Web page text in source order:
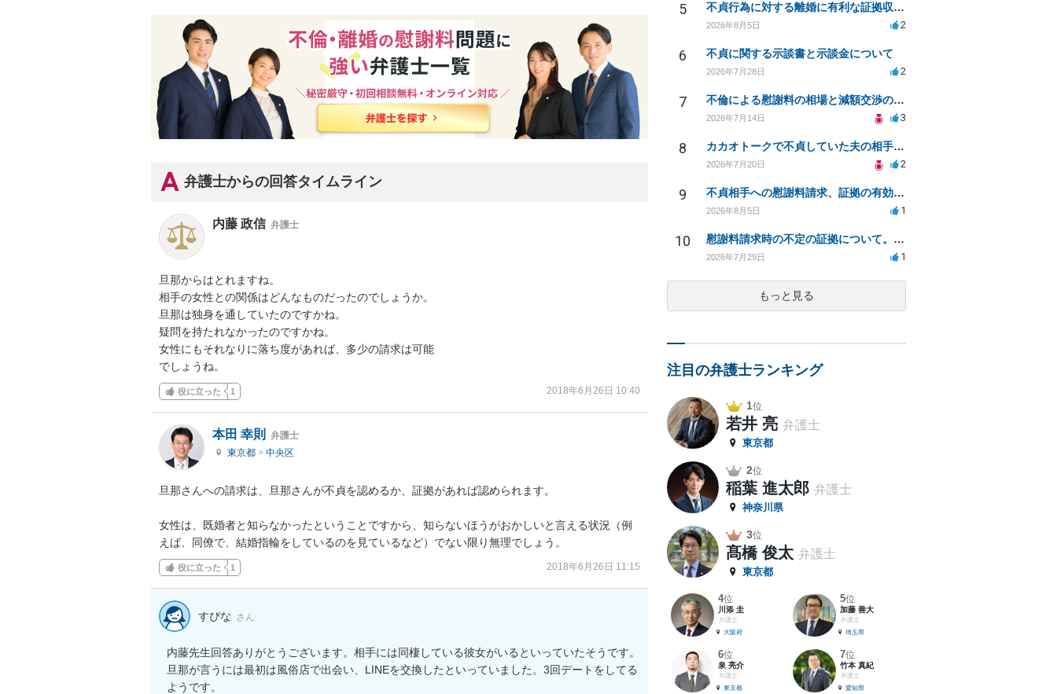
弁護士からの回答タイムライン
内藤 政信 弁護士
旦那からはとれますね。
相手の女性との関係はどんなものだったのでしょうか。
旦那は独身を通していたのですかね。
疑問を持たれなかったのですかね。
女性にもそれなりに落ち度があれば、多少の請求は可能
でしょうね。
役に立った 1 2018年6月26日 10:40
本田 幸則
弁護士
東京都 > 中央区
旦那さんへの請求は、旦那さんが不貞を認めるか、証拠があれば認められます。
女性は、既婚者と知らなかったということですから、知らないほうがおかしいと言える状況（例
えば、同僚で、結婚指輪をしているのを見ているなど）でない限り無理でしょう。
役に立った 1 2018年6月26日 11:15
すぴな さん
内藤先生回答ありがとうございます。相手には同棲している彼女がいるといっていたそうです。
旦那が言うには最初は風俗店で出会い、LINEを交換したといっていました。3回デートをしてる
ようです。
5 不貞行為に対する離婚に有利な証拠収集方法と法的手続きについて
2026年8月5日 2
6 不貞に関する示談書と示談金について
2026年7月28日 2
7 不倫による慰謝料の相場と減額交渉の可能性について
2026年7月14日 3
8 カカオトークで不貞していた夫の相手を特定したい
2026年7月20日 2
9 不貞相手への慰謝料請求、証拠の有効性と対応方法は？
2026年8月5日 1
10 慰謝料請求時の不定の証拠について。効力があるのか知りたい。
2026年7月29日 1
もっと見る
注目の弁護士ランキング
1位
若井 亮 弁護士
東京都
2位
稲葉 進太郎 弁護士
神奈川県
3位
髙橋 俊太 弁護士
東京都
4位
川添 圭
弁護士
大阪府
5位
加藤 善大
弁護士
埼玉県
6位
泉 亮介
弁護士
東京都
7位
竹本 真紀
弁護士
愛知県